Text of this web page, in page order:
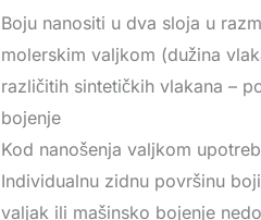
Boju nanositi u dva sloja u
molerskim valjkom (dužina
različitih sintetičkih vlakana –
bojenje
Kod nanošenja valjkom
Individualnu zidnu površinu
valjak ili mašinsko bojenje